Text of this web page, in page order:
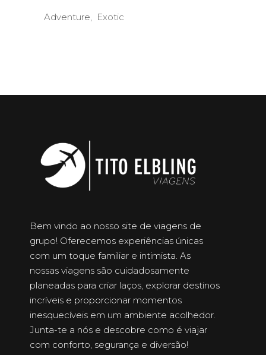
Adventure Exotic
Bem vindo ao nosso site de viagens de
grupo! Oferecemos experiências únicas
com um toque familiar e intimista. As
nossas viagens são cuidadosamente
planeadas para criar laços, explorar destinos
incríveis e proporcionar momentos
inesquecíveis em um ambiente acolhedor.
Junta-te a nós e descobre como é viajar
com conforto, segurança e diversão!